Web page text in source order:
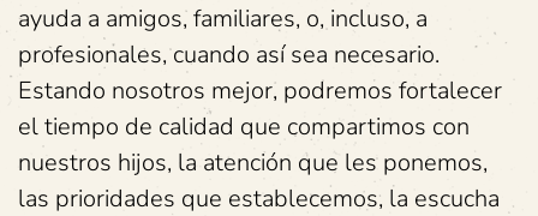
ayuda a amigos, familiares, o, incluso, a
profesionales, cuando así sea necesario.
Estando nosotros mejor, podremos fortalecer
el tiempo de calidad que compartimos con
nuestros hijos, la atención que les ponemos,
las prioridades que establecemos, la escucha